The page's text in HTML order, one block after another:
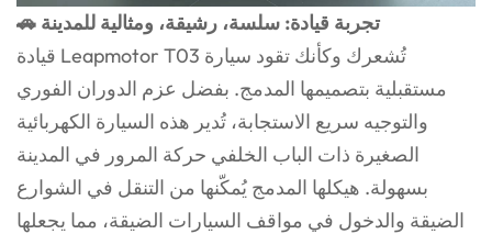
🚗 تجربة قيادة: سلسة، رشيقة، ومثالية للمدينة
قيادة Leapmotor T03 تُشعرك وكأنك تقود سيارة
مستقبلية بتصميمها المدمج. بفضل عزم الدوران الفوري
والتوجيه سريع الاستجابة، تُدير هذه السيارة الكهربائية
الصغيرة ذات الباب الخلفي حركة المرور في المدينة
بسهولة. هيكلها المدمج يُمكّنها من التنقل في الشوارع
الضيقة والدخول في مواقف السيارات الضيقة، مما يجعلها